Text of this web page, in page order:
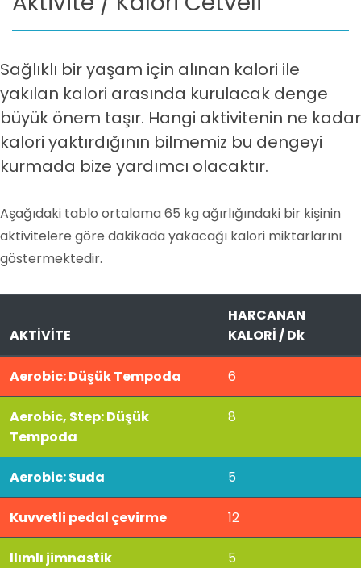
Sağlıklı bir yaşam için alınan kalori ile
yakılan kalori arasında kurulacak denge
büyük önem taşır. Hangi aktivitenin ne kadar
kalori yaktırdığının bilmemiz bu dengeyi
kurmada bize yardımcı olacaktır.
Aşağıdaki tablo ortalama 65 kg ağırlığındaki bir kişinin
aktivitelere göre dakikada yakacağı kalori miktarlarını
göstermektedir.
AKTİVİTE
HARCANAN
KALORİ / Dk
Aerobic: Düşük Tempoda 6
Aerobic, Step: Düşük
Tempoda
8
Aerobic: Suda 5
Kuvvetli pedal çevirme 12
Ilımlı jimnastik 5